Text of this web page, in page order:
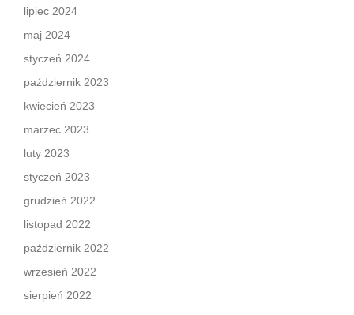
lipiec 2024
maj 2024
styczeń 2024
październik 2023
kwiecień 2023
marzec 2023
luty 2023
styczeń 2023
grudzień 2022
listopad 2022
październik 2022
wrzesień 2022
sierpień 2022